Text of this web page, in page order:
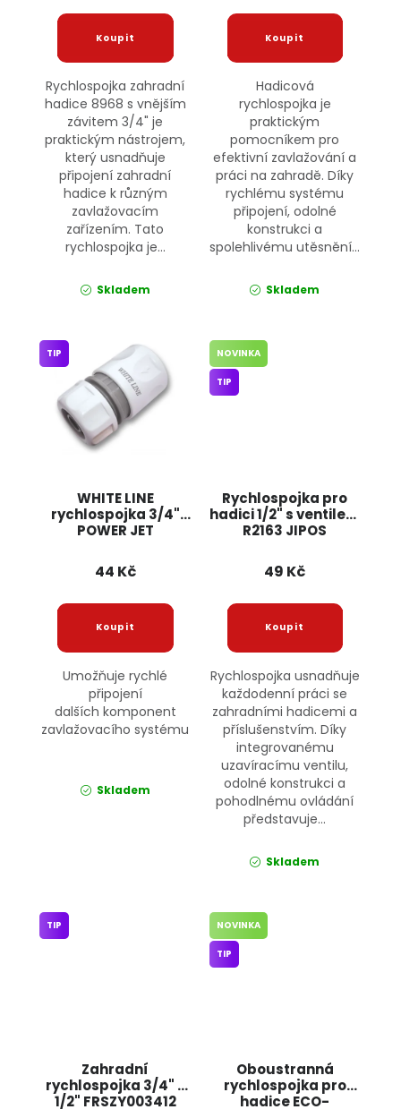
Rychlospojka zahradní
hadice 8968 s vnějším
závitem 3/4" je
praktickým nástrojem,
který usnadňuje
připojení zahradní
hadice k různým
zavlažovacím
zařízením. Tato
rychlospojka je...
Skladem
Hadicová
rychlospojka je
praktickým
pomocníkem pro
efektivní zavlažování a
práci na zahradě. Díky
rychlému systému
připojení, odolné
konstrukci a
spolehlivému utěsnění...
Skladem
WHITE LINE
rychlospojka 3/4"
POWER JET
TIP
44 Kč
Umožňuje rychlé
připojení
dalších komponent
zavlažovacího systému
Skladem
Rychlospojka pro
hadici 1/2" s ventilem
R2163 JIPOS
NOVINKA
TIP
49 Kč
Rychlospojka usnadňuje
každodenní práci se
zahradními hadicemi a
příslušenstvím. Díky
integrovanému
uzavíracímu ventilu,
odolné konstrukci a
pohodlnému ovládání
představuje...
Skladem
Zahradní
rychlospojka 3/4" -
1/2" FRSZY003412
TIP
Oboustranná
rychlospojka pro
hadice ECO-
NOVINKA
TIP